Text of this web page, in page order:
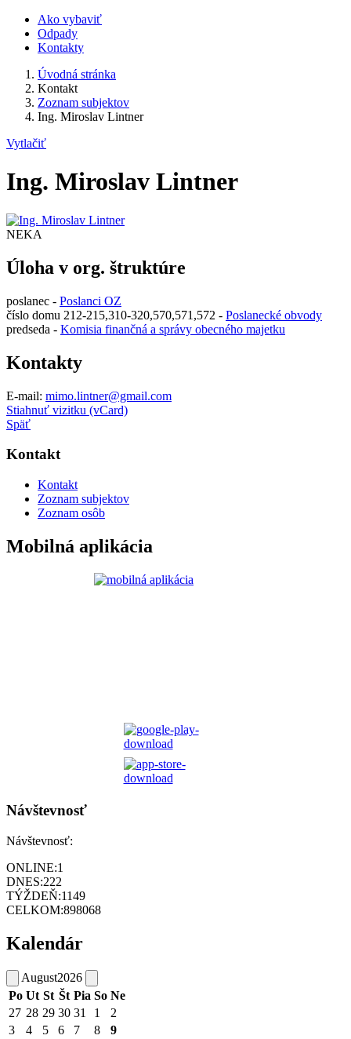
Ako vybaviť
Odpady
Kontakty
Úvodná stránka
Kontakt
Zoznam subjektov
Ing. Miroslav Lintner
Vytlačiť
Ing. Miroslav Lintner
NEKA
Úloha v org. štruktúre
poslanec - Poslanci OZ
číslo domu 212-215,310-320,570,571,572 - Poslanecké obvody
predseda - Komisia finančná a správy obecného majetku
Kontakty
E-mail: mimo.lintner@gmail.com
Stiahnuť vizitku (vCard)
Späť
Kontakt
Kontakt
Zoznam subjektov
Zoznam osôb
Mobilná aplikácia
Návštevnosť
Návštevnosť:
ONLINE:1
DNES:222
TÝŽDEŇ:1149
CELKOM:898068
Kalendár
August2026
Po Ut St Št Pia So Ne
27 28 29 30 31 1
2
3
4 5 6 7 8 9